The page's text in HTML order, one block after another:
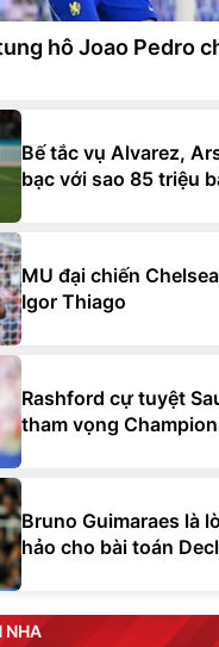
hô Joao Pedro
Bế tắc vụ Alvarez,
bạc với sao 85 triệu
MU đại chiến
Igor Thiago
Rashford cự tuyệt
tham vọng
Bruno Guimaraes là
hảo cho bài toán
NHA